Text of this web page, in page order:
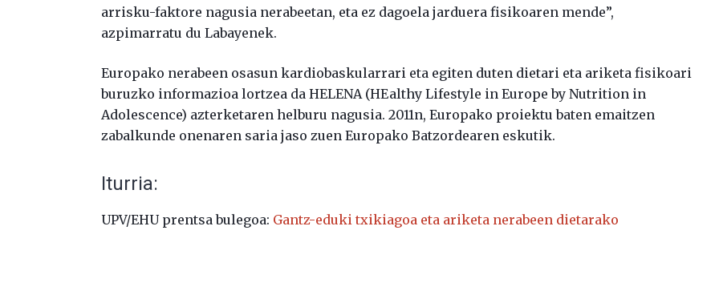
arrisku-faktore nagusia nerabeetan, eta ez dagoela jarduera fisikoaren mende”,
azpimarratu du Labayenek.
Europako nerabeen osasun kardiobaskularrari eta egiten duten dietari eta ariketa fisikoari
buruzko informazioa lortzea da HELENA (HEalthy Lifestyle in Europe by Nutrition in
Adolescence) azterketaren helburu nagusia. 2011n, Europako proiektu baten emaitzen
zabalkunde onenaren saria jaso zuen Europako Batzordearen eskutik.
Iturria:
UPV/EHU prentsa bulegoa: Gantz-eduki txikiagoa eta ariketa nerabeen dietarako